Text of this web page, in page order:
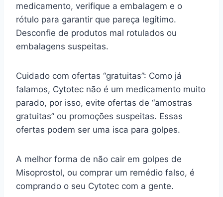
medicamento, verifique a embalagem e o
rótulo para garantir que pareça legítimo.
Desconfie de produtos mal rotulados ou
embalagens suspeitas.
Cuidado com ofertas “gratuitas”: Como já
falamos, Cytotec não é um medicamento muito
parado, por isso, evite ofertas de “amostras
gratuitas” ou promoções suspeitas. Essas
ofertas podem ser uma isca para golpes.
A melhor forma de não cair em golpes de
Misoprostol, ou comprar um remédio falso, é
comprando o seu Cytotec com a gente.